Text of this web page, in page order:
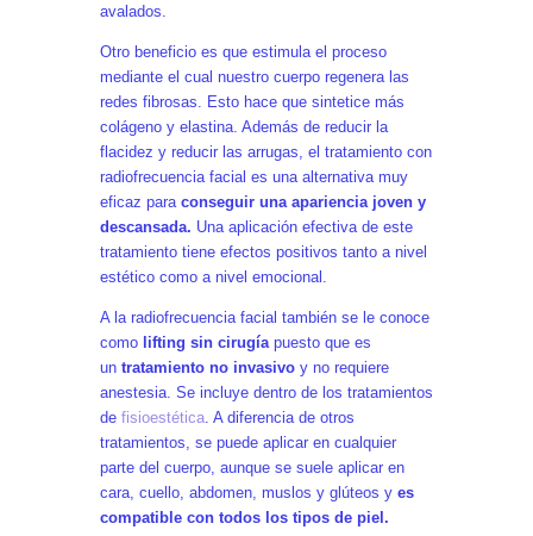
avalados.
Otro beneficio es que estimula el proceso
mediante el cual nuestro cuerpo regenera las
redes fibrosas. Esto hace que sintetice más
colágeno y elastina. Además de reducir la
flacidez y reducir las arrugas, el tratamiento con
radiofrecuencia facial es una alternativa muy
eficaz para conseguir una apariencia joven y
descansada. Una aplicación efectiva de este
tratamiento tiene efectos positivos tanto a nivel
estético como a nivel emocional.
A la radiofrecuencia facial también se le conoce
como lifting sin cirugíapuesto que es
un tratamiento no invasivo y no requiere
anestesia. Se incluye dentro de los tratamientos
de fisioestética. A diferencia de otros
tratamientos, se puede aplicar en cualquier
parte del cuerpo, aunque se suele aplicar en
cara, cuello, abdomen, muslos y glúteos y es
compatible con todos los tipos de piel.